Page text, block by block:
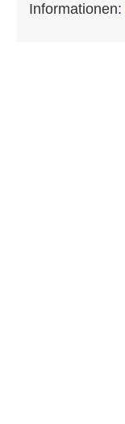
Informationen: